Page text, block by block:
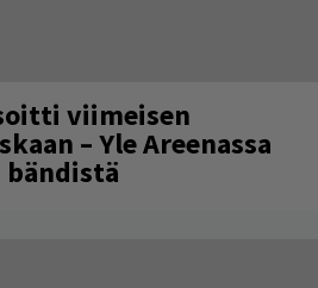
viimeisen
– Yle Areenassa